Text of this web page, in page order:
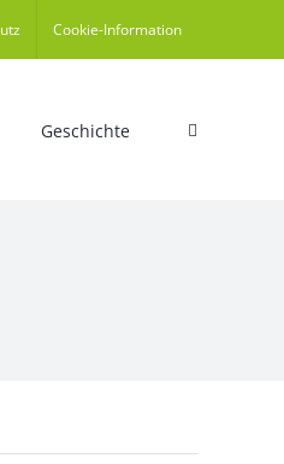
Cookie-Information
Geschichte